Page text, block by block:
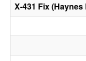
X-431 Fix (Haynes